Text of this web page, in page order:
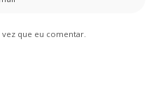
que eu comentar.